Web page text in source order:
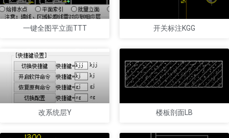
一键全图平立面TTT 开关标注KGG
改系统层Y 楼板剖面LB